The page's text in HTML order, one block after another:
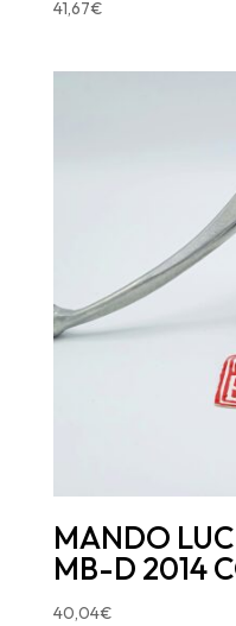
41,67€
MANDO
MB-D 2014
40,04€